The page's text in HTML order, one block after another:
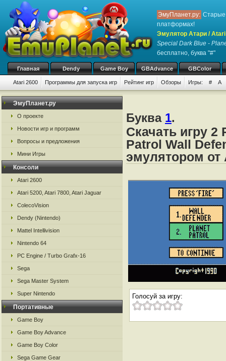
ЭмуПланет.ру: Старые
платформах!
Эмулятор Атари /
Special Dark Blue -
бесплатно, буква "#"
Главная Dendy Game Boy GBAdvance GBColor
Atari 2600 Программы для запуска игр Рейтинг игр Обзоры Игры: # A
ЭмуПланет.ру
О проекте
Новости игр и программ
Вопросы и предложения
Мини Игры
Консоли
Atari 2600
Atari 5200, Atari 7800, Atari Jaguar
ColecoVision
Dendy (Nintendo)
Mattel Intellivision
Nintendo 64
PC Engine / Turbo Grafx-16
Sega
Sega Master System
Super Nintendo
Портативные
Game Boy
Game Boy Advance
Game Boy Color
Sega Game Gear
Буква 1.
Скачать игру 2
Patrol Wall
эмулятором от
Голосуй за игру: